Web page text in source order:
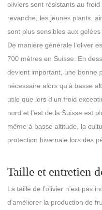
oliviers sont résistants au froid
revanche, les jeunes plants,
sont plus sensibles aux
De manière générale l’oliver
700 mètres en Suisse. En
devient important, une bonne
nécessaire alors qu’à basse
utile que lors d’un froid
nord et l’est de la Suisse est
même à basse altitude, la
protection hivernale lors des
Taille et entretien
La taille de l’olivier n’est pas
d’améliorer la production de